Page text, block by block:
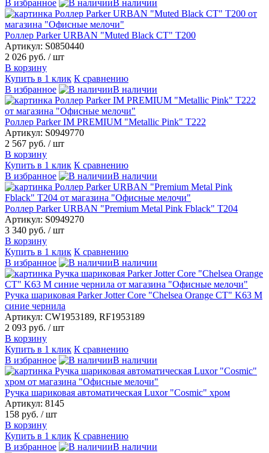
В избранное В наличии
Роллер Parker URBAN "Muted Black CT" Т200
Артикул: S0850440
2 026 руб. / шт
В корзину
Купить в 1 клик К сравнению
В избранное
В наличии
Роллер Parker IM PREMIUM "Metallic Pink" T222
Артикул: S0949770
2 567 руб. / шт
В корзину
Купить в 1 клик К сравнению
В избранное
В наличии
Роллер Parker URBAN "Premium Metal Pink Fblack" Т204
Артикул: S0949270
3 340 руб. / шт
В корзину
Купить в 1 клик К сравнению
В избранное
В наличии
Ручка шариковая Parker Jotter Core "Chelsea Orange CT" K63 M
синие чернила
Артикул: CW1953189, RF1953189
2 093 руб. / шт
В корзину
Купить в 1 клик К сравнению
В избранное
В наличии
Ручка шариковая автоматическая Luxor "Cosmic" хром
Артикул: 8145
158 руб. / шт
В корзину
Купить в 1 клик К сравнению
В избранное
В наличии